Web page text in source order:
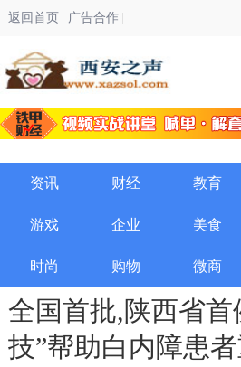
返回首页 广告合作
资讯 财经 教育
游戏 企业 美食
时尚 购物 微商
全国首批,陕西省首
技”帮助白内障患